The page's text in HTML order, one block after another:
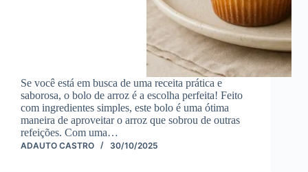
Se você está em busca de uma receita prática e
saborosa, o bolo de arroz é a escolha perfeita! Feito
com ingredientes simples, este bolo é uma ótima
maneira de aproveitar o arroz que sobrou de outras
refeições. Com uma…
ADAUTO CASTRO 30/10/2025